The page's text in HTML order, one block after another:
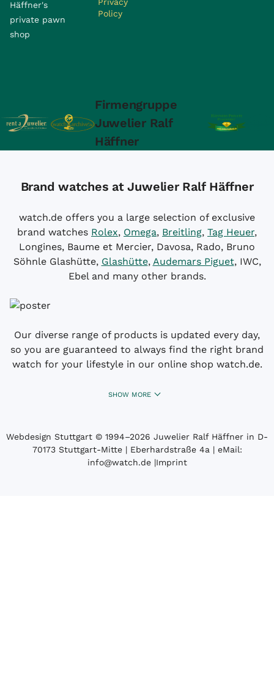
Häffner's
private pawn
shop
Policy
Firmengruppe
Juwelier Ralf
Häffner
Brand watches at Juwelier Ralf Häffner
watch.de offers you a large selection of exclusive
brand watches Rolex, Omega, Breitling, Tag Heuer,
Longines, Baume et Mercier, Davosa, Rado, Bruno
Söhnle Glashütte, Glashütte, Audemars Piguet, IWC,
Ebel and many other brands.
Our diverse range of products is updated every day,
so you are guaranteed to always find the right brand
watch for your lifestyle in our online shop watch.de.
SHOW MORE
Webdesign Stuttgart © 1994­–2026 Juwelier Ralf Häffner in D-
70173 Stuttgart-Mitte | Eberhardstraße 4a | eMail:
info@watch.de|Imprint